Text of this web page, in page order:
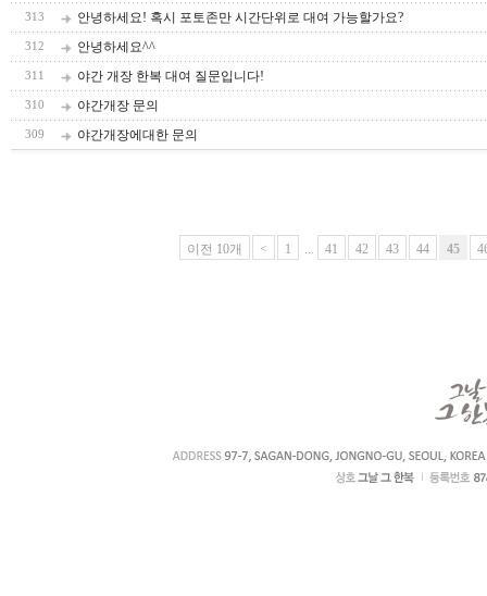
313 안녕하세요! 혹시 포토존만 시간단위로 대여 가능할가요?
312 안녕하세요^^
311 야간 개장 한복 대여 질문입니다!
310 야간개장 문의
309 야간개장에대한 문의
이전 10개 < 1 ... 41 42 43 44 45